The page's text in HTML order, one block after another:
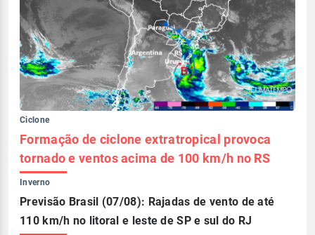
Ciclone
Formação de ciclone extratropical provoca
tornado e ventos acima de 100 km/h no RS
Inverno
Previsão Brasil (07/08): Rajadas de vento de até
110 km/h no litoral e leste de SP e sul do RJ